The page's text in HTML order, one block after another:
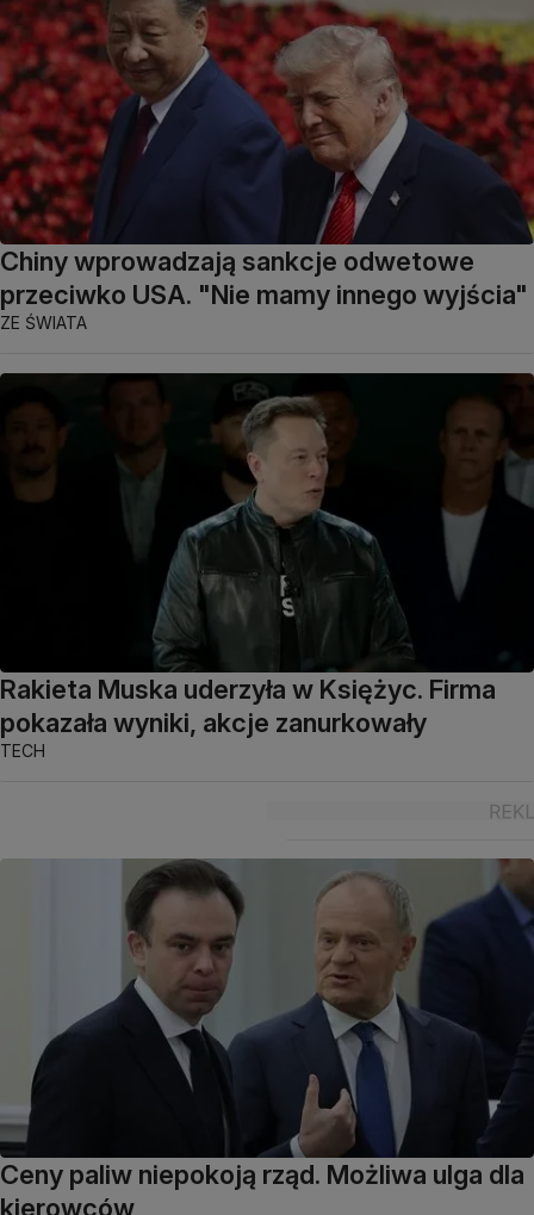
Chiny wprowadzają sankcje odwetowe
przeciwko USA. "Nie mamy innego wyjścia"
ZE ŚWIATA
Rakieta Muska uderzyła w Księżyc. Firma
pokazała wyniki, akcje zanurkowały
TECH
Ceny paliw niepokoją rząd. Możliwa ulga dla
kierowców